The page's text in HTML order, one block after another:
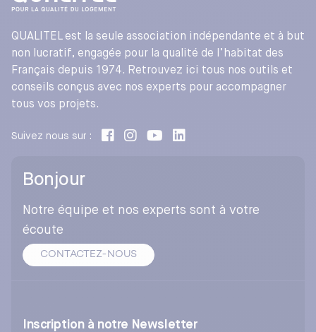
QUALITEL est la seule association indépendante et à but
non lucratif, engagée pour la qualité de l’habitat des
Français depuis 1974. Retrouvez ici tous nos outils et
conseils conçus avec nos experts pour accompagner
tous vos projets.
Suivez nous sur :
Bonjour
Notre équipe et nos experts sont à votre
écoute
CONTACTEZ-NOUS
Inscription à notre Newsletter